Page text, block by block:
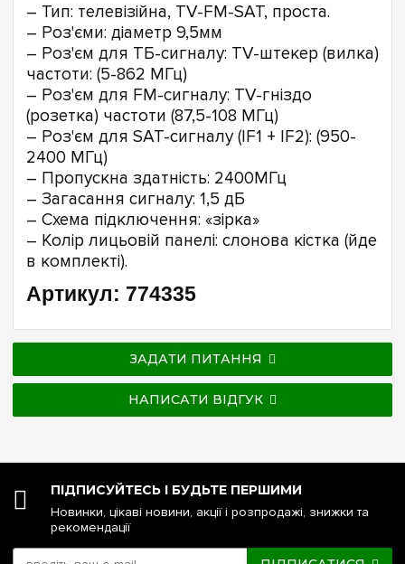
– Тип: телевізійна, TV-FM-SAT, проста.
– Роз'єми: діаметр 9,5мм
– Роз'єм для ТБ-сигналу: TV-штекер (вилка)
частоти: (5-862 МГц)
– Роз'єм для FM-сигналу: TV-гніздо
(розетка) частоти (87,5-108 МГц)
– Роз'єм для SAT-сигналу (IF1 + IF2): (950-
2400 МГц)
– Пропускна здатність: 2400МГц
– Загасання сигналу: 1,5 дБ
– Схема підключення: «зірка»
– Колір лицьовій панелі: слонова кістка (йде
в комплекті).
Артикул: 774335
ЗАДАТИ ПИТАННЯ
НАПИСАТИ ВІДГУК
ПІДПИСУЙТЕСЬ І БУДЬТЕ ПЕРШИМИ
Новинки, цікаві новини, акції і розпродажі, знижки та
рекомендації